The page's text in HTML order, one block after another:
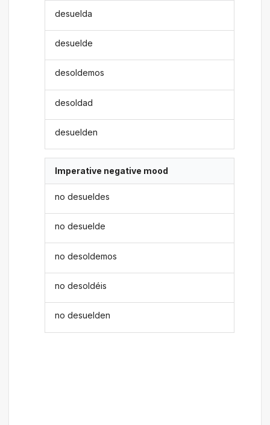
desuelda
desuelde
desoldemos
desoldad
desuelden
Imperative negative mood
no desueldes
no desuelde
no desoldemos
no desoldéis
no desuelden